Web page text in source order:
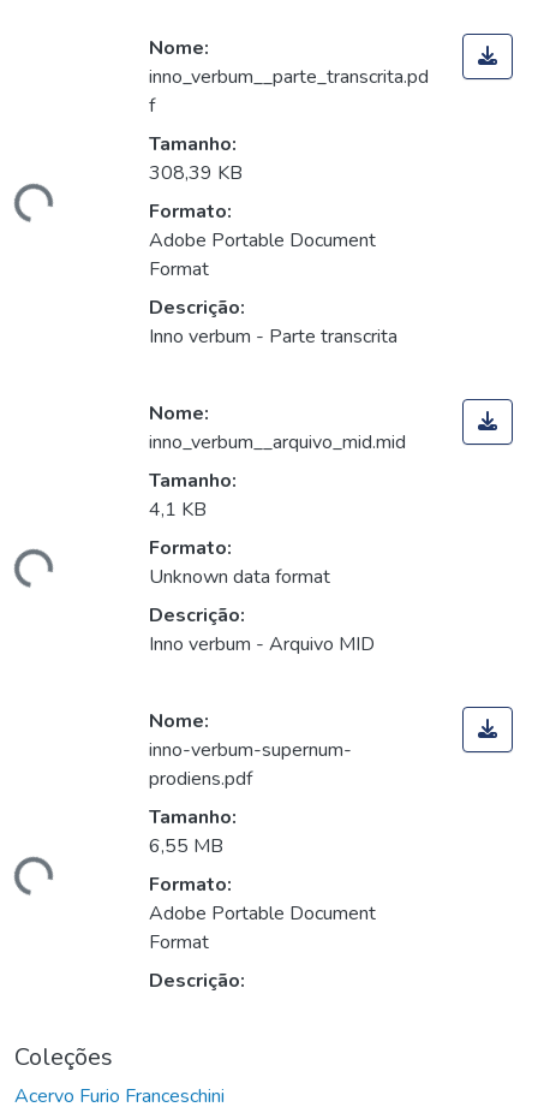
Nome:
inno_verbum__parte_transcrita.pd
f
Tamanho:
308,39 KB
Formato:
Adobe Portable Document
Format
Descrição:
Inno verbum - Parte transcrita
Nome:
inno_verbum__arquivo_mid.mid
Tamanho:
4,1 KB
Formato:
Unknown data format
Descrição:
Inno verbum - Arquivo MID
Nome:
inno-verbum-supernum-
prodiens.pdf
Tamanho:
6,55 MB
Formato:
Adobe Portable Document
Format
Descrição:
Coleções
Acervo Furio Franceschini